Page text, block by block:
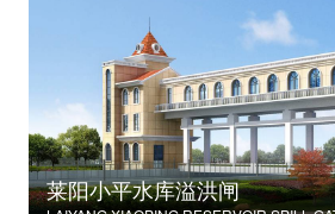
莱阳小平水库溢洪闸